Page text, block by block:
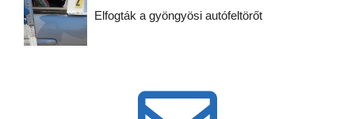
Elfogták a gyöngyösi autófeltörőt